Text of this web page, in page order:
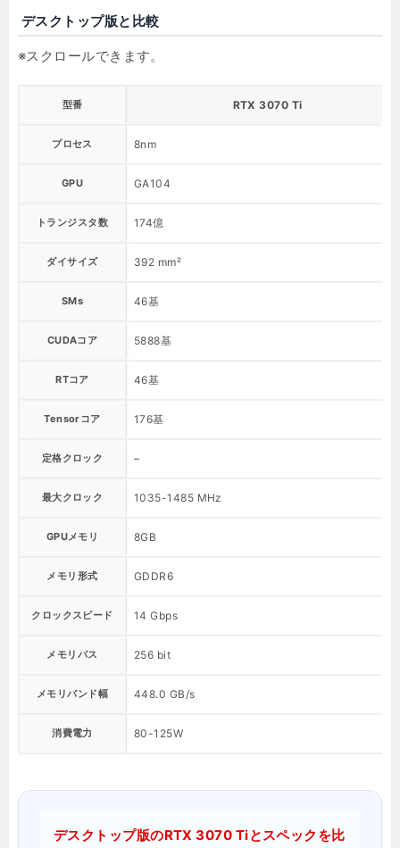
デスクトップ版と比較
型番 RTX 3070 Ti
プロセス 8nm
GPU GA104
トランジスタ数 174億
ダイサイズ 392 mm²
SMs 46基
CUDAコア 5888基
RTコア 46基
Tensorコア 176基
定格クロック –
最大クロック 1035-1485 MHz
GPUメモリ 8GB
メモリ形式 GDDR6
クロックスピード 14 Gbps
メモリバス 256 bit
メモリバンド幅 448.0 GB/s
消費電力 80-125W
デスクトップ版のRTX 3070 Tiとスペックを比